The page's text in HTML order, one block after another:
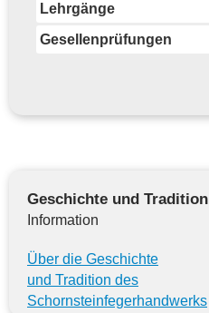
Lehrgänge
Gesellenprüfungen
Geschichte und Tradition
Information
Über die Geschichte
und Tradition des
Schornsteinfegerhandwerks